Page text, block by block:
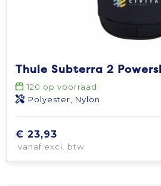
Thule Subterra 2
120 op voorraad
Polyester, Nylon
€ 23,93
vanaf excl. btw